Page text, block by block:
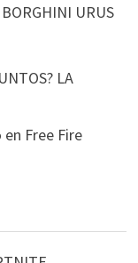
URUS
LA
Free Fire